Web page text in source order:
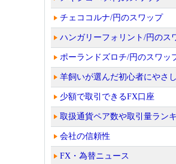
チェココルナ/円のスワップ
ハンガリーフォリント/円のス
ポーランドズロチ/円のスワッ
羊飼いが選んだ初心者にやさ
少額で取引できるFX口座
取扱通貨ペア数や取引量ラン
会社の信頼性
FX・為替ニュース